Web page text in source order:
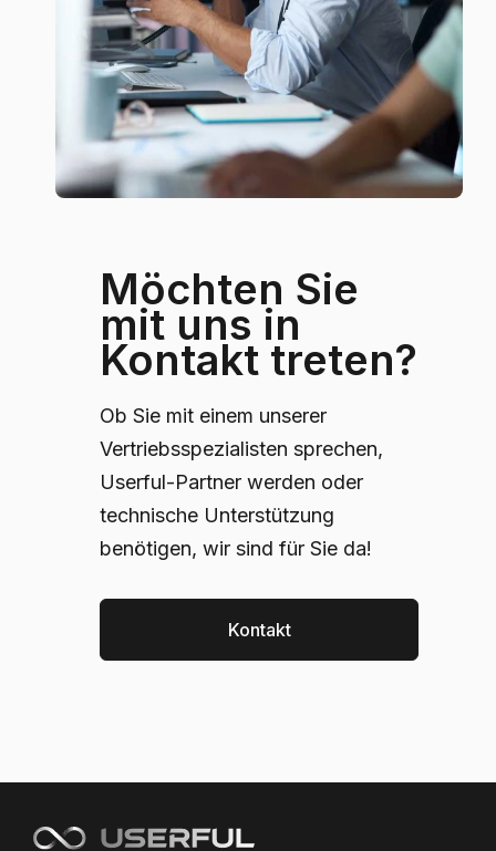
Möchten Sie
mit uns in
Kontakt treten?
Ob Sie mit einem unserer
Vertriebsspezialisten sprechen,
Userful-Partner werden oder
technische Unterstützung
benötigen, wir sind für Sie da!
Kontakt